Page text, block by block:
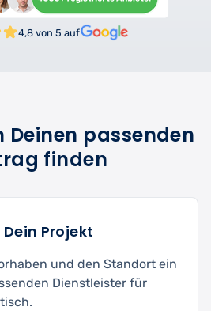
4,8 von 5 auf
Deinen passenden
finden
Projekt
und den Standort ein
Dienstleister für